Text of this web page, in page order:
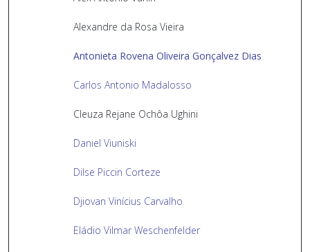
Alexandre da Rosa Vieira
Antonieta Rovena Oliveira Gonçalvez Dias
Carlos Antonio Madalosso
Cleuza Rejane Ochôa Ughini
Daniel Viuniski
Dilse Piccin Corteze
Djiovan Vinícius Carvalho
Eládio Vilmar Weschenfelder